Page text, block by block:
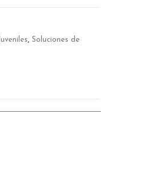
Juveniles,Soluciones de